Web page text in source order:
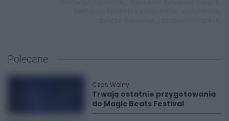
Polecane
Czas Wolny
Trwają ostatnie przygotowania
do Magic Beats Festival